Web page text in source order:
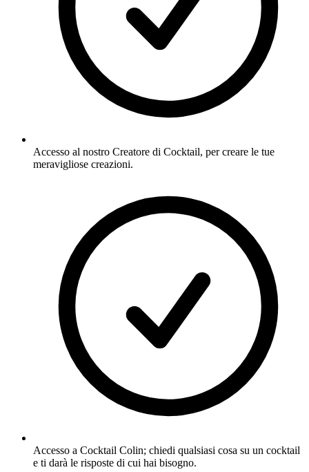
Accesso al nostro Creatore di Cocktail, per creare le tue
meravigliose creazioni.
Accesso a Cocktail Colin; chiedi qualsiasi cosa su un cocktail
e ti darà le risposte di cui hai bisogno.